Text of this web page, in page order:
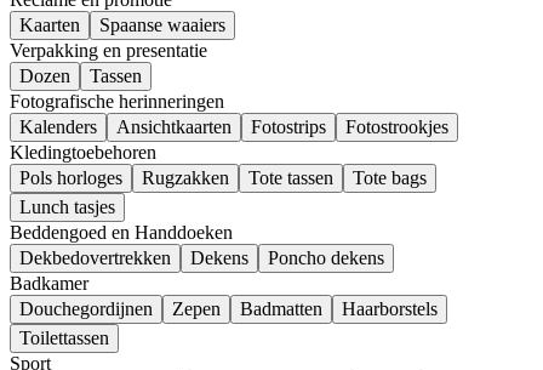
Kaarten
Spaanse waaiers
Verpakking en presentatie
Dozen
Tassen
Fotografische herinneringen
Kalenders
Ansichtkaarten Fotostrips
Fotostrookjes
Kledingtoebehoren
Pols horloges
Rugzakken Tote tassen
Tote bags
Lunch tasjes
Beddengoed en Handdoeken
Dekbedovertrekken
Dekens
Poncho dekens
Badkamer
Douchegordijnen
Zepen Badmatten
Haarborstels
Toilettassen
Sport